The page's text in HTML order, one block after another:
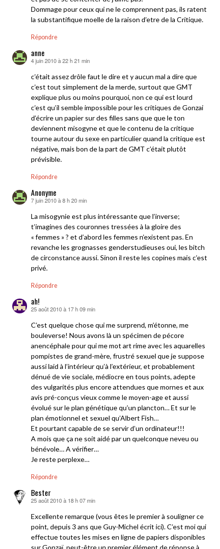
Dommage pour ceux qui ne le comprennent pas, ils ratent
la substantifique moelle de la raison d’etre de la Critique.
Répondre
anne
dit :
4 juin 2010 à 22 h 21 min
c’était assez drôle faut le dire et y aucun mal a dire que
c’est tout simplement de la merde, surtout que GMT
explique plus ou moins pourquoi, non ce qui est lourd
c’est qu’il semble impossible pour les critiques de Gonzai
d’écrire un papier sur des filles sans que que le ton
deviennent misogyne et que le contenu de la critique
tourne autour du sexe en particulier quand la critique est
négative, mais bon de la part de GMT c’était plutôt
prévisible.
Répondre
Anonyme
dit :
7 juin 2010 à 8 h 20 min
La misogynie est plus intéressante que l’inverse;
t’imagines des couronnes tressées à la gloire des
« femmes » ? et d’abord les femmes n’existent pas. En
revanche les grognasses genderstudieuses oui, les bitch
de circonstance aussi. Sinon il reste les copines mais c’est
privé.
Répondre
ah!
dit :
25 août 2010 à 17 h 09 min
C’est quelque chose qui me surprend, m’étonne, me
bouleverse! Nous avons là un spécimen de pécore
anencéphale pour qui me mot art rime avec les aquarelles
pompistes de grand-mère, frustré sexuel que je suppose
aussi laid à l’intérieur qu’à l’extérieur, et probablement
dénué de vie sociale, médiocre en tous points, adepte
des vulgarités plus encore attendues que mornes et aux
avis pré-conçus vieux comme le moyen-age et aussi
évolué sur le plan génétique qu’un plancton… Et sur le
plan émotionnel et sexuel qu’Albert Fish…
Et pourtant capable de se servir d’un ordinateur!!!
A mois que ça ne soit aidé par un quelconque neveu ou
bénévole… A vérifier…
Je reste perplexe…
Répondre
Bester
dit :
25 août 2010 à 18 h 07 min
Excellente remarque (vous êtes le premier à souligner ce
point, depuis 3 ans que Guy-Michel écrit ici). C’est moi qui
effectue toutes les mises en ligne de papiers disponibles
sur Gonzaï, peut-être un premier élément de réponse à